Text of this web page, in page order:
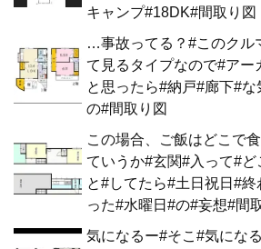
キャンプ#18DK#間取り図
…事故ってる？#このクル
て見るタイプなので#アー
と思ったら#納戸#廊下#
の#間取り図
この場合、ご飯はどこで
ていうか#玄関#入って#ど
と#してたら#土日祝日#終
った#水曜日#の#妄想#間
気になるー#そこ#気にな